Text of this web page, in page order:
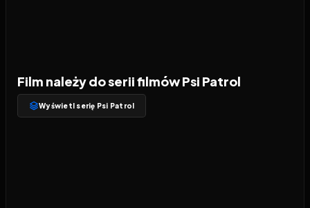
Film należy do serii filmów Psi Patrol
Wyświetl serię Psi Patrol